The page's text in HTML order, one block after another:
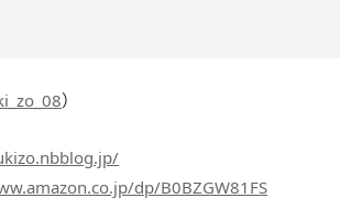
）
dp/B0BZGW81FS